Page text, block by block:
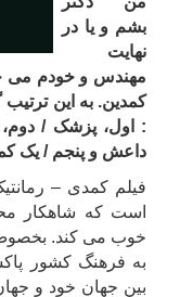
بشم و یا در
نهایت
مهندس و خودم می
کمدین. به این ترتیب
: اول، پزشک /
داعش و پنجم / یک
فیلم کمدی –
است که شاهکار
خوب می کند. بخصوص
به فرهنگ کشور
بین جهان خود و